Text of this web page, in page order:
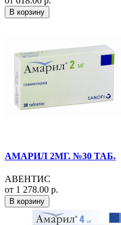
В корзину
АМАРИЛ 2МГ. №30 ТАБ.
АВЕНТИС
от 1 278.00 р.
В корзину